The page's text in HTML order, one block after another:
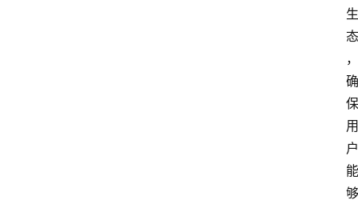
生
态
，
确
保
用
户
能
够